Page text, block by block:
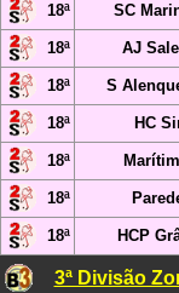
18ª SC
18ª AJ
18ª S
18ª
HC
18ª
18ª
18ª HCP
3ª Divisão